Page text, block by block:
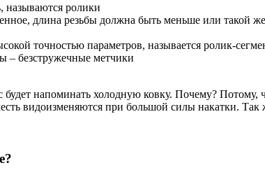
называются ролики
длина резьбы должна быть меньше или такой
точностью параметров, называется ролик-
– безстружечные метчики
напоминать холодную ковку. Почему? Потому,
видоизменяются при большой силы накатки.